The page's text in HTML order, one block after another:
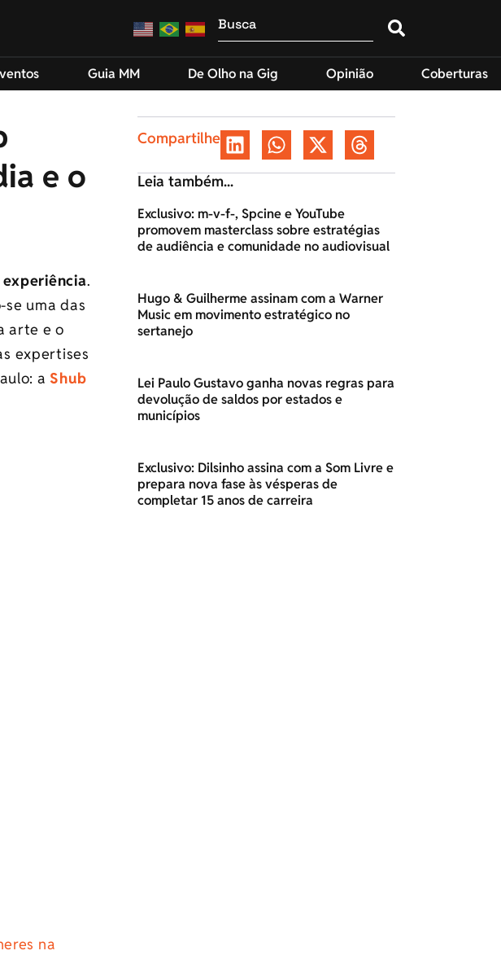
Guia MM De Olho na Gig Opinião Coberturas
e o
experiência.
uma das
arte e o
expertises
a Shub
na
Compartilhe
Leia também...
Exclusivo: m-v-f-, Spcine e YouTube
promovem masterclass sobre estratégias
de audiência e comunidade no audiovisual
Hugo & Guilherme assinam com a Warner
Music em movimento estratégico no
sertanejo
Lei Paulo Gustavo ganha novas regras para
devolução de saldos por estados e
municípios
Exclusivo: Dilsinho assina com a Som Livre e
prepara nova fase às vésperas de
completar 15 anos de carreira